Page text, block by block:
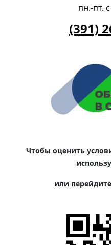
пн.-пт.
(391)
Чтобы оценить
или